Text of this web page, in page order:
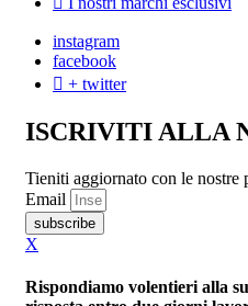
instagram
facebook
+ twitter
ISCRIVITI ALLA
Tieniti aggiornato con le nostre
Email
subscribe
X
Rispondiamo volentieri alla